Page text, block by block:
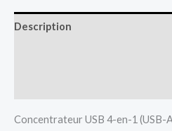
Description
Concentrateur USB 4-en-1 (USB-